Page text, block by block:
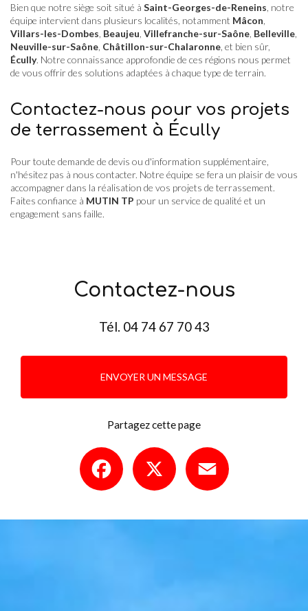
Bien que notre siège soit situé à Saint-Georges-de-Reneins , notre
équipe intervient dans plusieurs localités, notamment Mâcon
Villars-les-Dombes Beaujeu Villefranche-sur-Saône Belleville
Neuville-sur-Saône Châtillon-sur-Chalaronne , et bien sûr,
Écully. Notre connaissance approfondie de ces régions nous permet
de vous offrir des solutions adaptées à chaque type de terrain.
Contactez-nous pour vos projets
de terrassement à Écully
Pour toute demande de devis ou d'information supplémentaire,
n'hésitez pas à nous contacter. Notre équipe se fera un plaisir de vous
accompagner dans la réalisation de vos projets de terrassement.
Faites confiance à MUTIN TP pour un service de qualité et un
engagement sans faille.
Contactez-nous
Tél. 04 74 67 70 43
ENVOYER UN MESSAGE
Partagez cette page
Facebook